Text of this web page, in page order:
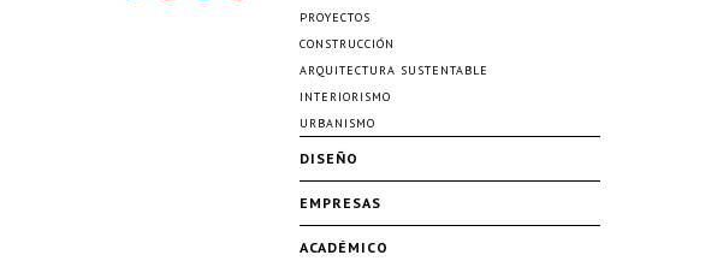
PROYECTOS
CONSTRUCCIÓN
ARQUITECTURA SUSTENTABLE
INTERIORISMO
URBANISMO
DISEÑO
EMPRESAS
ACADÉMICO